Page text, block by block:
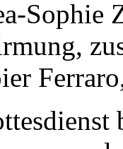
Sophie